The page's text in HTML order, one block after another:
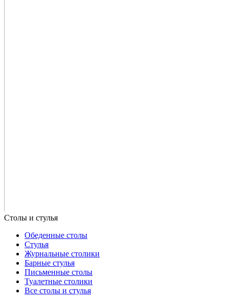
Обеденные столы
Стулья
Журнальные столики
Барные стулья
Письменные столы
Туалетные столики